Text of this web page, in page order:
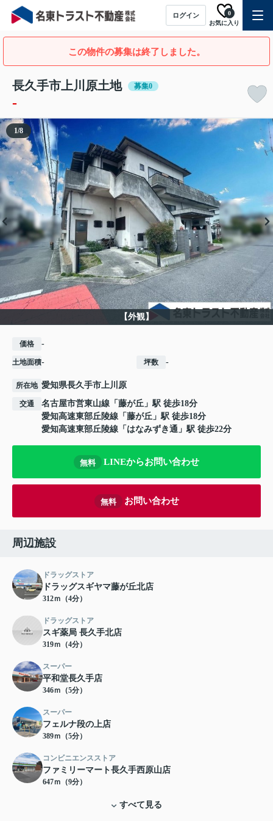
ログイン
お気に入り
0
この物件の募集は終了しました。
長久手市上川原土地 募集0
-
【外観】
1/8
価格 -
土地面積- 坪数 -
所在地 愛知県長久手市上川原
交通 名古屋市営東山線 「 藤が丘 」駅 徒歩18分
愛知高速東部丘陵線 「 藤が丘 」駅 徒歩18分
愛知高速東部丘陵線 「 はなみずき通 」駅 徒歩22分
無料 LINEからお問い合わせ
無料 お問い合わせ
周辺施設
ドラッグストア
ドラッグスギヤマ藤が丘北店
312ｍ（4分）
ドラッグストア
スギ薬局 長久手北店
319ｍ（4分）
スーパー
平和堂長久手店
346ｍ（5分）
スーパー
フェルナ段の上店
389ｍ（5分）
コンビニエンスストア
ファミリーマート長久手西原山店
647ｍ（9分）
すべて見る